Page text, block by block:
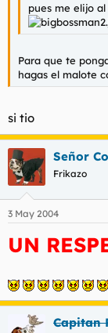
pues me elijo
Para que te
hagas el malote
si tio
Señor
Frikazo
3 May 2004
UN
Capitan